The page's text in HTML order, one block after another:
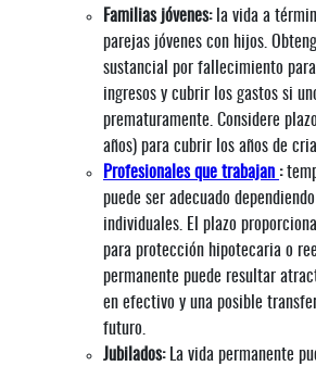
Familias jóvenes: la vida a
parejas jóvenes con hijos.
sustancial por fallecimiento
ingresos y cubrir los gastos si
prematuramente. Considere
años) para cubrir los años de
Profesionales que trabajan :
puede ser adecuado
individuales. El plazo
para protección hipotecaria o
permanente puede resultar
en efectivo y una posible
futuro.
Jubilados: La vida permanente